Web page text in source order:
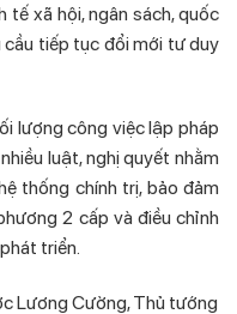
tế xã hội, ngân sách, quốc
cầu tiếp tục đổi mới tư duy
lượng công việc lập pháp
luật, nghị quyết nhằm
thống chính trị, bảo đảm
2 cấp và điều chỉnh
triển.